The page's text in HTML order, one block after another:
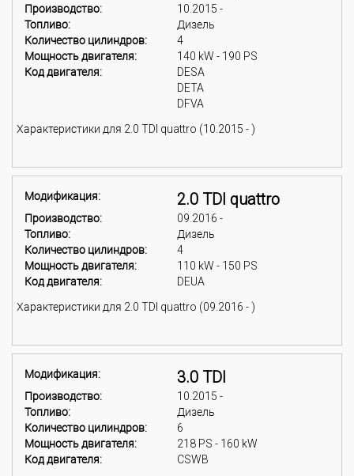
Производство:
10.2015 -
Топливо:
Дизель
Количество цилиндров:
4
Мощность двигателя:
140 kW - 190 PS
Код двигателя:
DESA
DETA
DFVA
Характеристики для 2.0 TDI quattro (10.2015 - )
Модификация: 2.0 TDI quattro
Производство:
09.2016 -
Топливо:
Дизель
Количество цилиндров:
4
Мощность двигателя:
110 kW - 150 PS
Код двигателя:
DEUA
Характеристики для 2.0 TDI quattro (09.2016 - )
Модификация: 3.0 TDI
Производство:
10.2015 -
Топливо:
Дизель
Количество цилиндров:
6
Мощность двигателя:
218 PS - 160 kW
Код двигателя:
CSWB